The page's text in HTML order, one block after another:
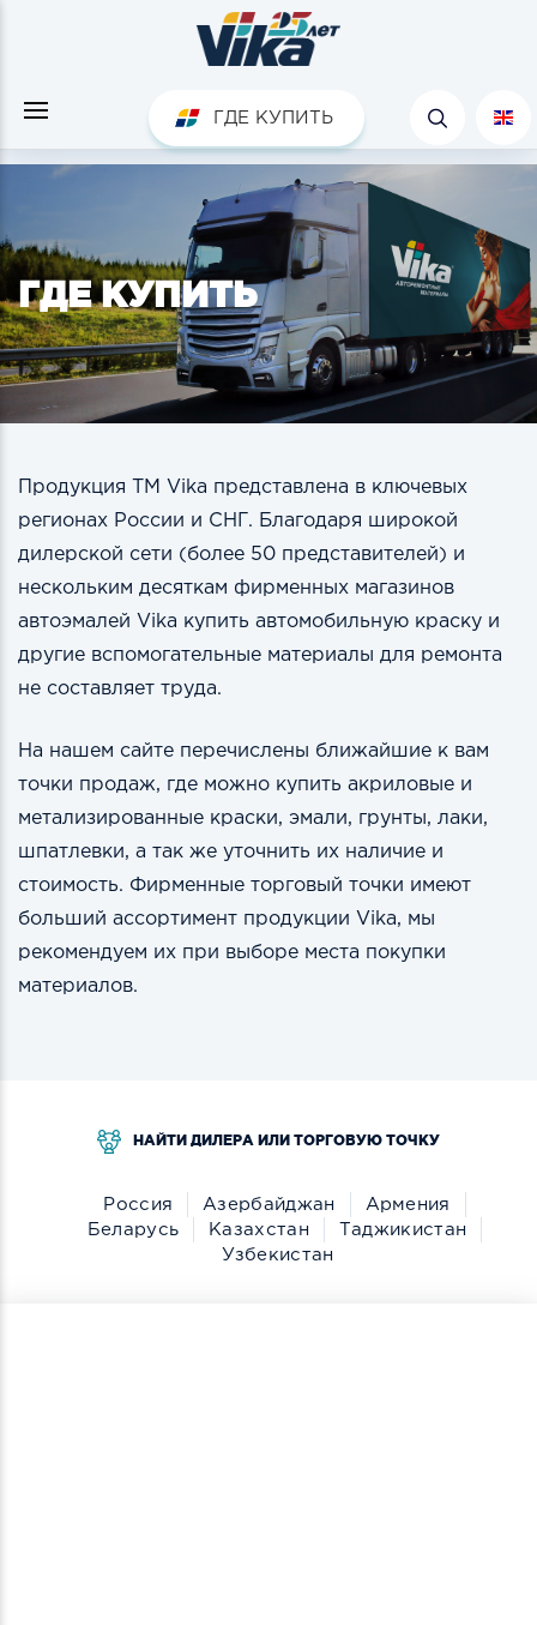
ГДЕ КУПИТЬ
ГДЕ КУПИТЬ
Продукция ТМ Vika представлена в ключевых
регионах России и СНГ. Благодаря широкой
дилерской сети (более 50 представителей) и
нескольким десяткам фирменных магазинов
автоэмалей Vika купить автомобильную краску и
другие вспомогательные материалы для ремонта
не составляет труда.
На нашем сайте перечислены ближайшие к вам
точки продаж, где можно купить акриловые и
метализированные краски, эмали, грунты, лаки,
шпатлевки, а так же уточнить их наличие и
стоимость. Фирменные торговый точки имеют
больший ассортимент продукции Vika, мы
рекомендуем их при выборе места покупки
материалов.
НАЙТИ ДИЛЕРА ИЛИ ТОРГОВУЮ ТОЧКУ
Россия Азербайджан
Армения
Беларусь
Казахстан
Таджикистан
Узбекистан